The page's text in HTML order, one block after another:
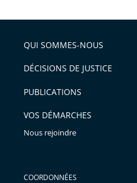
arriver
après
l'article
pour
avant
QUI SOMMES-NOUS
DÉCISIONS DE JUSTICE
PUBLICATIONS
VOS DÉMARCHES
Nous rejoindre
COORDONNÉES